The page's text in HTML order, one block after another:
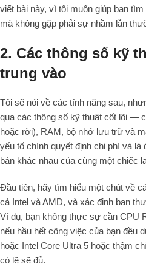
viết bài này, vì tôi muốn giúp bạn
mà không gặp phải sự nhầm lẫn
2. Các thông số kỹ
trung vào
Tôi sẽ nói về các tính năng sau,
qua các thông số kỹ thuật cốt lõi —
hoặc rời), RAM, bộ nhớ lưu trữ và
yếu tố chính quyết định chi phí và là
bản khác nhau của cùng một chiếc
Đầu tiên, hãy tìm hiểu một chút về
cả Intel và AMD, và xác định bạn
Ví dụ, bạn không thực sự cần CPU
nếu hầu hết công việc của bạn đều
hoặc Intel Core Ultra 5 hoặc thậm
có lẽ sẽ đủ.